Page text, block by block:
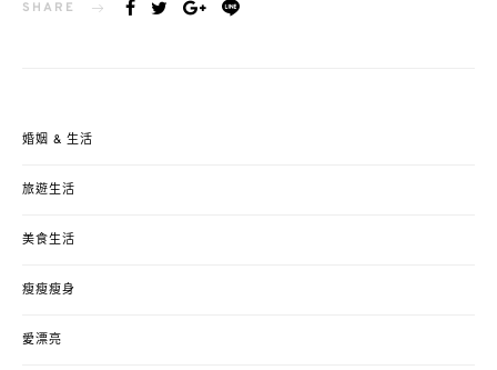
SHARE
婚姻 & 生活
旅遊生活
美食生活
瘦瘦瘦身
愛漂亮